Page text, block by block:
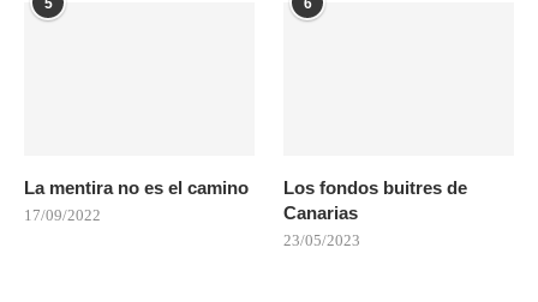
La mentira no es el camino
17/09/2022
Los fondos buitres de
Canarias
23/05/2023